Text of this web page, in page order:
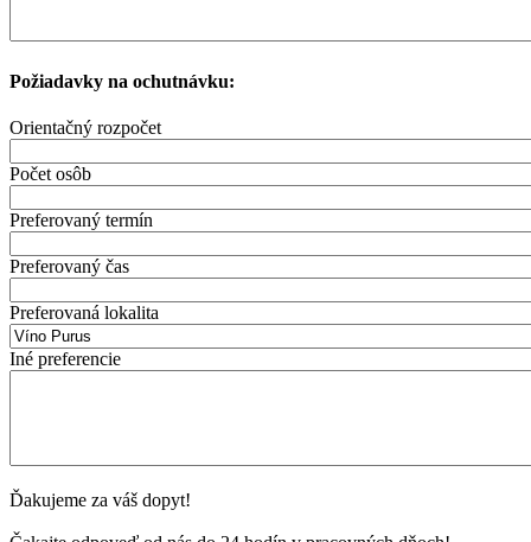
Požiadavky na ochutnávku:
Orientačný rozpočet
Počet osôb
Preferovaný termín
Preferovaný čas
Preferovaná lokalita
Iné preferencie
Ďakujeme za váš dopyt!